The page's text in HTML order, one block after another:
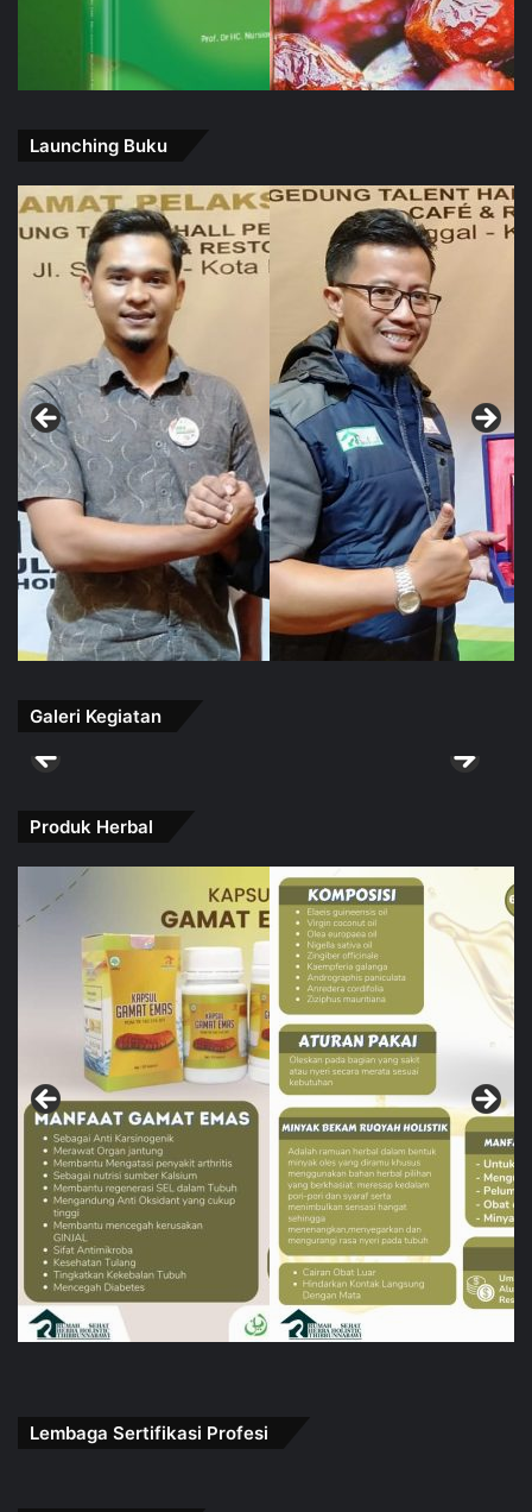
Launching Buku
Galeri Kegiatan
Produk Herbal
Lembaga Sertifikasi Profesi